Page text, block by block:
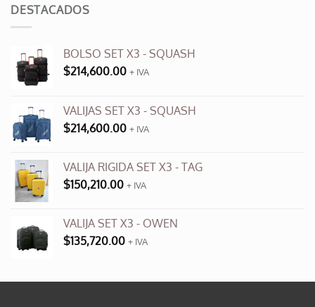
DESTACADOS
BOLSO SET X3 - SQUASH
$214,600.00 + IVA
VALIJAS SET X3 - SQUASH
$214,600.00 + IVA
VALIJA RIGIDA SET X3 - TAG
$150,210.00 + IVA
VALIJA SET X3 - OWEN
$135,720.00 + IVA